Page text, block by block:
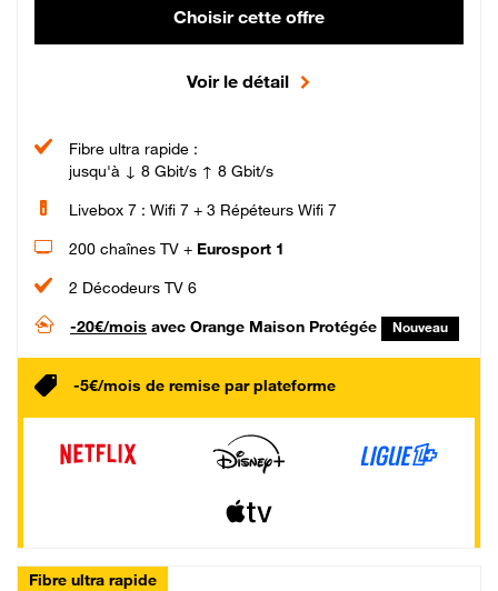
Choisir cette offre
Voir le détail
Fibre ultra rapide :
jusqu'à ↓ 8 Gbit/s ↑ 8 Gbit/s
Livebox 7 : Wifi 7 + 3 Répéteurs Wifi 7
200 chaînes TV + Eurosport 1
2 Décodeurs TV 6
-20€/mois avec Orange Maison Protégée Nouveau
-5€/mois de remise par plateforme
Fibre ultra rapide